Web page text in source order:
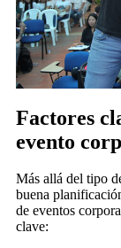
Factores
evento
Más allá del tipo
buena
de eventos
clave: